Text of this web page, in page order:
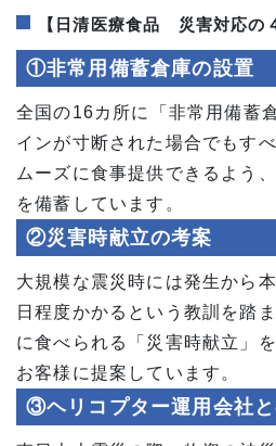
【日清医療食品 災害対応の
①非常用備蓄倉庫の設置
全国の16カ所に「非常用備蓄
インが寸断された場合でもす
ムーズに食事提供できるよう
を備蓄しています。
②災害時献立の考案
大規模な震災時には発生から
日程度かかるという教訓を踏
に食べられる「災害時献立」
お客様に提案しています。
③ヘリコプター運用会社